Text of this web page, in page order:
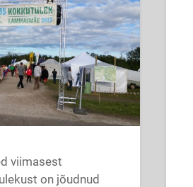
viimasest
on jõudnud